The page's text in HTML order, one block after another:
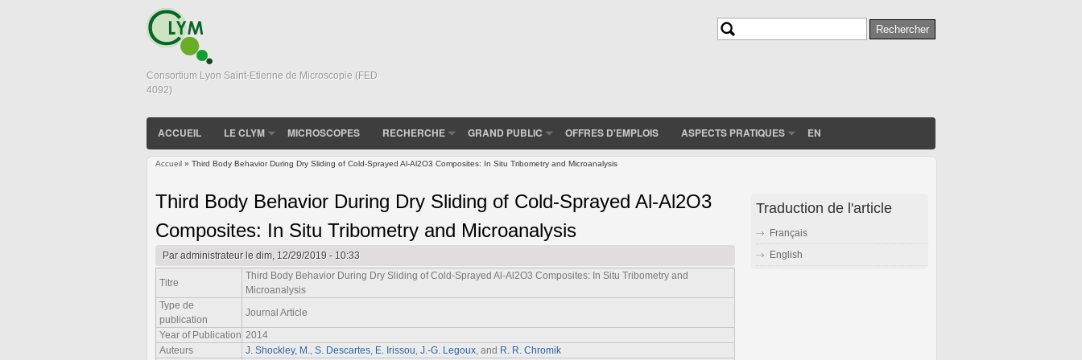
Consortium Lyon Saint-Etienne de Microscopie (FED
4092)
Rechercher
ACCUEIL LE CLYM MICROSCOPES RECHERCHE GRAND PUBLIC OFFRES D'EMPLOIS ASPECTS PRATIQUES EN
Accueil » Third Body Behavior During Dry Sliding of Cold-Sprayed Al-Al2O3 Composites: In Situ Tribometry and Microanalysis
Third Body Behavior During Dry Sliding of Cold-Sprayed Al-Al2O3
Composites: In Situ Tribometry and Microanalysis
Paradministrateurle dim, 12/29/2019 - 10:33
Titre
Third Body Behavior During Dry Sliding of Cold-Sprayed Al-Al2O3 Composites: In Situ Tribometry and
Microanalysis
Type de
publication
Journal Article
Year of Publication 2014
Auteurs
J. Shockley, M. S. Descartes E. Irissou J.-G. Legoux , and R. R. Chromik
Traduction de l'article
Français
English